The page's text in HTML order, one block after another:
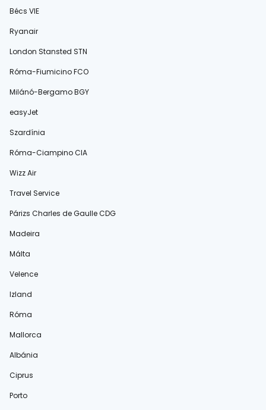
Bécs VIE
Ryanair
London Stansted STN
Róma-Fiumicino FCO
Milánó-Bergamo BGY
easyJet
Szardínia
Róma-Ciampino CIA
Wizz Air
Travel Service
Párizs Charles de Gaulle CDG
Madeira
Málta
Velence
Izland
Róma
Mallorca
Albánia
Ciprus
Porto